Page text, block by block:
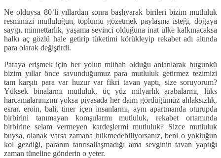
Ne olduysa 80’li yıllardan sonra başlıyarak birileri bizim mutluluk
resmimizi mutluluğun, toplumu gözetmek paylaşma isteği, doğaya
saygı, minnettarlık, yaşama sevinci olduğuna inat ülke kalkınacaksa
halkı aç gözlü hale getirip tüketimi körükleyip rekabet adı altında
para olarak değiştirdi.
Paraya erişmek için her yolun mübah olduğu anlatılarak bugunkü
bizim yıllar önce savunduğumuz para mutluluk getirmez tezimizi
tam karşıtı para var huzur var fikri tavan yaptı, size soruyorum?
Yüksek binalarmı mutluluk, üç yüz milyarlık arabalarmı, lüks
harcamalarınızmı yoksa piyasada her daim gördüğümüz ahlaksızlık,
esrar, eroin, bali, tiner içen insanlarmı, aynı apartmanda oturupda
birbirini tanımayan komşularmı mutluluk, rekabet ortamında
birbirine selam vermeyen kardeşlermi mutluluk? Sizce mutluluk
buysa, olanak varsa zamana hükmedebiliyorsanız, beni o yokluğun
kol gezdiği, paranın tanrısallaşmadığı ama sevginin tavan yaptığı
zaman tüneline gönderin o yeter.